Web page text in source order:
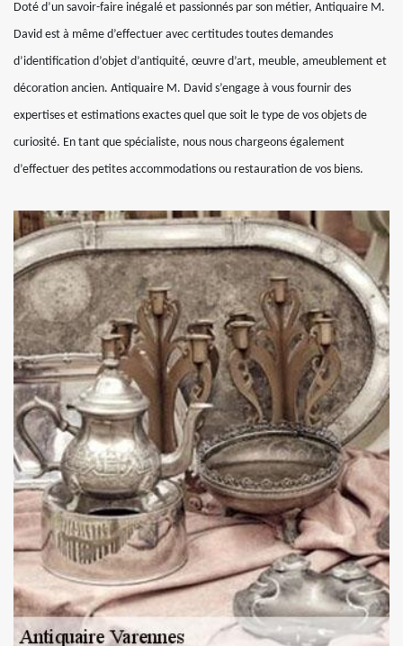
Doté d’un savoir-faire inégalé et passionnés par son métier, Antiquaire M.
David est à même d’effectuer avec certitudes toutes demandes
d’identification d’objet d’antiquité, œuvre d’art, meuble, ameublement et
décoration ancien. Antiquaire M. David s’engage à vous fournir des
expertises et estimations exactes quel que soit le type de vos objets de
curiosité. En tant que spécialiste, nous nous chargeons également
d’effectuer des petites accommodations ou restauration de vos biens.